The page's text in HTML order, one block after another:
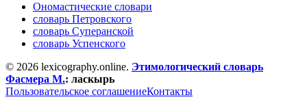
Ономастические словари
словарь Петровского
словарь Суперанской
словарь Успенского
© 2026 lexicography.online. Этимологический словарь
Фасмера М.: ласкырь
Пользовательское соглашениеКонтакты